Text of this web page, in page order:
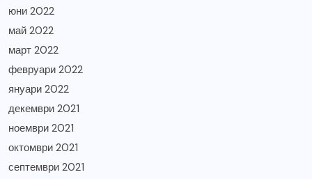
юни 2022
май 2022
март 2022
февруари 2022
януари 2022
декември 2021
ноември 2021
октомври 2021
септември 2021